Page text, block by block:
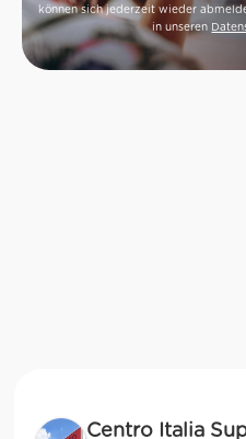
können sich jederzeit wieder
in unseren
Centro Italia